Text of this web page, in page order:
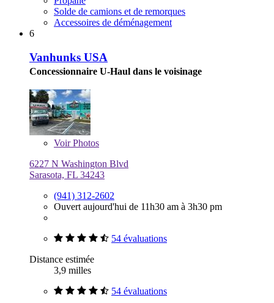
Solde de camions et de remorques
Accessoires de déménagement
6
Vanhunks USA
Concessionnaire U-Haul dans le voisinage
VoirPhotos
6227 N Washington Blvd
Sarasota, FL 34243
(941) 312-2602
Ouvert aujourd'hui de 11h30 am à 3h30 pm
54 évaluations
Distance estimée
3,9 milles
54 évaluations